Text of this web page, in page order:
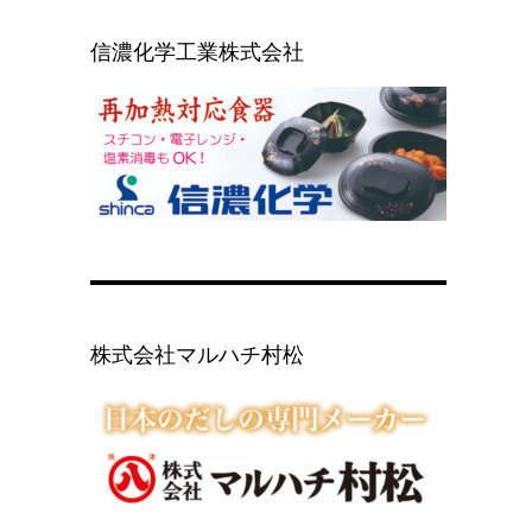
信濃化学工業株式会社
株式会社マルハチ村松